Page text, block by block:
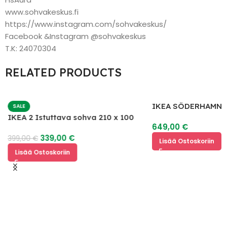
www.sohvakeskus.fi
https://www.instagram.com/sohvakeskus/
Facebook &Instagram @sohvakeskus
T.K: 24070304
RELATED PRODUCTS
SALE
IKEA 2 Istuttava sohva 210 x 100
399,00€ 339,00 €
Lisää Ostoskoriin
IKEA
649,00 €
Lisää Ostoskoriin